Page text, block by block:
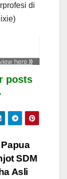
di
posts
SDM
Asli